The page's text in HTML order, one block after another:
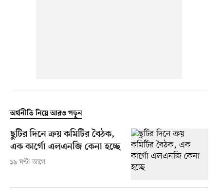
অর্থনীতি নিয়ে আরও পড়ুন
ছুটির দিনে ক্রয় কমিটির বৈঠক,
এক কার্গো এলএনজি কেনা হচ্ছে
১৯ ঘণ্টা আগে